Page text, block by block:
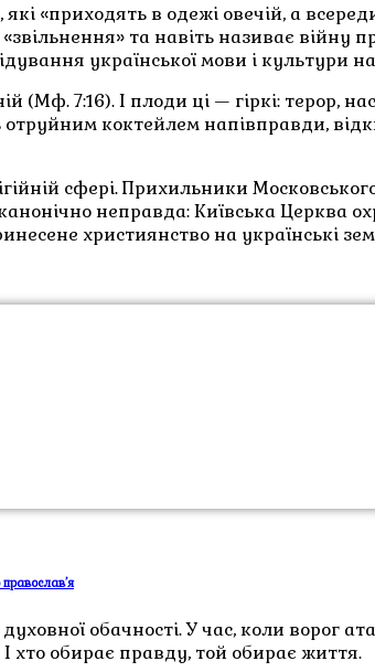
«приходять в одежі овечій, а
та навіть називає війну
української мови і культури
(Мф. 7:16). І плоди ці — гіркі: терор,
коктейлем напівправди,
сфері. Прихильники
неправда: Київська Церква
християнство на українські
обачності. У час, коли
хто обирає правду, той обирає життя.